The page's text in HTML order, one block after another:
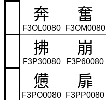
奔
F3OL0080
奮
F3OM0080
拂
F3P30080
崩
F3P60080
憊
F3PO0080
扉
F3PP0080